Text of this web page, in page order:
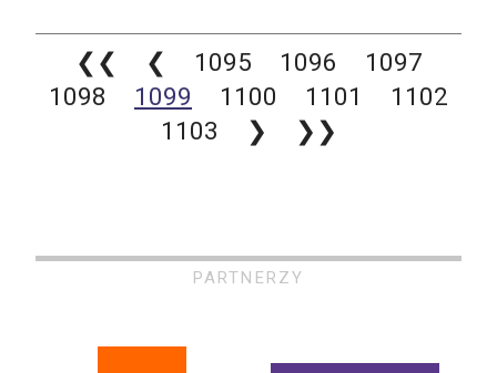
❮❮ ❮ 1095 1096
1097
1098
1099 1100 1101
1102
1103
❯ ❯❯
PARTNERZY